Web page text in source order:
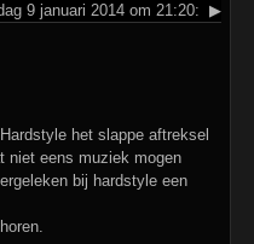
9 januari 2014 om 21:20:
▶
het slappe aftreksel
niet eens muziek mogen
bij hardstyle een